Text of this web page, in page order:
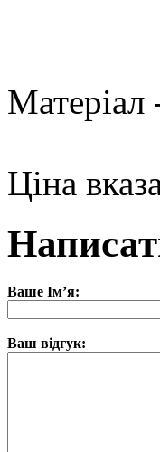
Матеріал
Ціна
Ваше Ім’я:
Ваш відгук: